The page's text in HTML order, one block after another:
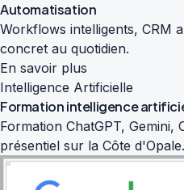
Automatisation
Workflows intelligents, CRM
concret au quotidien.
En savoir plus
Intelligence Artificielle
Formation intelligence
Formation ChatGPT, Gemini,
présentiel sur la Côte d'Opale.